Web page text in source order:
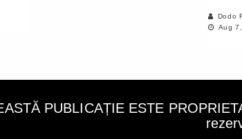
Dodo
Aug
PUBLICAȚIE ESTE